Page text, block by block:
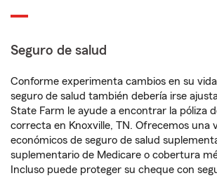
Seguro de salud
Conforme experimenta cambios en su
seguro de salud también debería irse
State Farm le ayude a encontrar la póliza
correcta en Knoxville, TN. Ofrecemos una
económicos de seguro de salud
suplementario de Medicare o cobertura
Incluso puede proteger su cheque con